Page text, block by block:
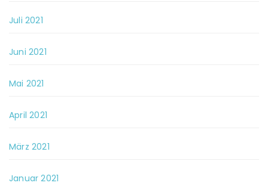
Juli 2021
Juni 2021
Mai 2021
April 2021
März 2021
Januar 2021